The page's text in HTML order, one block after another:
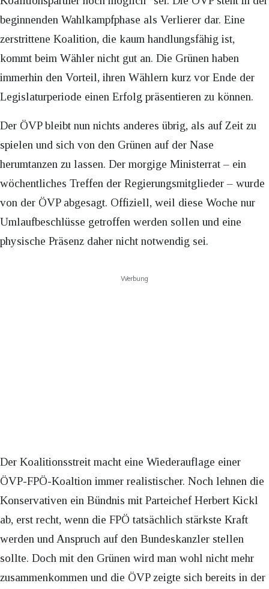
beginnenden Wahlkampfphase als Verlierer dar. Eine
zerstrittene Koalition, die kaum handlungsfähig ist,
kommt beim Wähler nicht gut an. Die Grünen haben
immerhin den Vorteil, ihren Wählern kurz vor Ende der
Legislaturperiode einen Erfolg präsentieren zu können.
Der ÖVP bleibt nun nichts anderes übrig, als auf Zeit zu
spielen und sich von den Grünen auf der Nase
herumtanzen zu lassen. Der morgige Ministerrat – ein
wöchentliches Treffen der Regierungsmitglieder – wurde
von der ÖVP abgesagt. Offiziell, weil diese Woche nur
Umlaufbeschlüsse getroffen werden sollen und eine
physische Präsenz daher nicht notwendig sei.
Werbung
Der Koalitionsstreit macht eine Wiederauflage einer
ÖVP-FPÖ-Koaltion immer realistischer. Noch lehnen die
Konservativen ein Bündnis mit Parteichef Herbert Kickl
ab, erst recht, wenn die FPÖ tatsächlich stärkste Kraft
werden und Anspruch auf den Bundeskanzler stellen
sollte. Doch mit den Grünen wird man wohl nicht mehr
zusammenkommen und die ÖVP zeigte sich bereits in der